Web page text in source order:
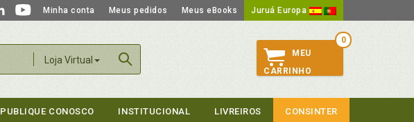
Minha conta Meus pedidos Meus eBooks Juruá Europa
Loja Virtual
0
MEU
CARRINHO
PUBLIQUE CONOSCO INSTITUCIONAL LIVREIROS CONSINTER